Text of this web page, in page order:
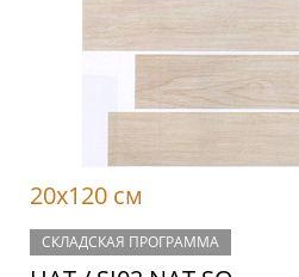
20x120 см
СКЛАДСКАЯ ПРОГРАММА